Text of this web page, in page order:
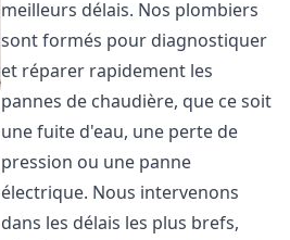
meilleurs délais. Nos plombiers
sont formés pour diagnostiquer
et réparer rapidement les
pannes de chaudière, que ce soit
une fuite d'eau, une perte de
pression ou une panne
électrique. Nous intervenons
dans les délais les plus brefs,